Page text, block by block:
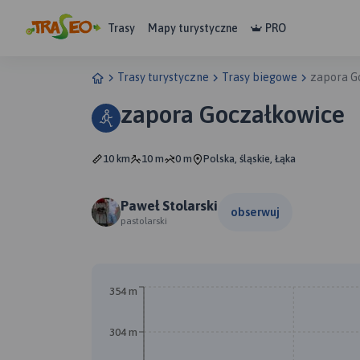
Trasy Mapy turystyczne PRO
Trasy turystyczne Trasy biegowe zapora
zapora Goczałkowice
10 km 10 m 0 m Polska, śląskie, Łąka
Paweł Stolarski
pastolarski
obserwuj
304 m
354 m